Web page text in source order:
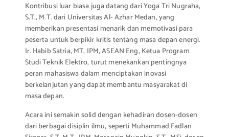
Kontribusi luar biasa juga datang dari Yoga Tri Nugraha,
S.T., M.T. dari Universitas Al- Azhar Medan, yang
memberikan presentasi menarik dan memotivasi para
peserta untuk berpikir kritis tentang masa depan energi.
Ir. Habib Satria, MT, IPM, ASEAN Eng, Ketua Program
Studi Teknik Elektro, turut menekankan pentingnya
peran mahasiswa dalam menciptakan inovasi
berkelanjutan yang dapat membantu masyarakat di
masa depan.
Acara ini semakin solid dengan kehadiran dosen-dosen
dari berbagai disiplin ilmu, seperti Muhammad Fadlan